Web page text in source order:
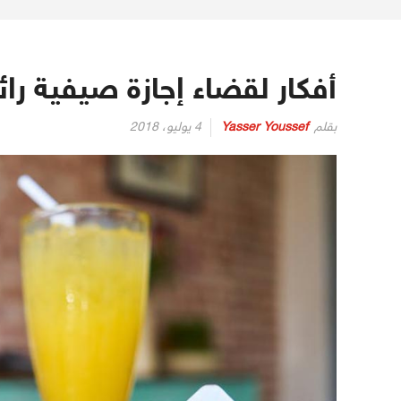
أفكار لقضاء إجازة صيفية
بقلم Yasser Youssef 4 يوليو، 2018